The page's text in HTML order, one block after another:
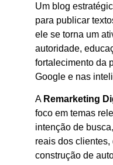
Um blog
para publicar
ele se torna um
autoridade,
fortalecimento da
Google e nas
A Remarketing
foco em temas
intenção de
reais dos
construção de